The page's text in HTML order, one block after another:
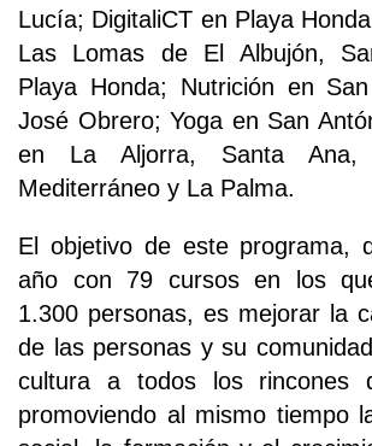
Lucía; DigitaliCT en Playa
Las Lomas de El Albujón,
Playa Honda; Nutrición en
José Obrero; Yoga en San
en La Aljorra, Santa Ana,
Mediterráneo y La Palma.
El objetivo de este programa,
año con 79 cursos en los
1.300 personas, es mejorar la
de las personas y su
cultura a todos los rincones
promoviendo al mismo tiempo